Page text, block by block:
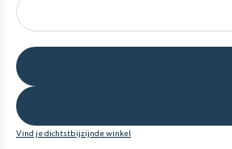
Vind je dichtstbijzijnde winkel